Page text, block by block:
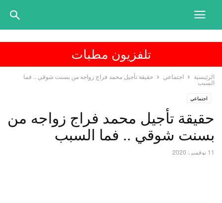
تلفزيون مطبات
الرئيسية اجتماعي
حقيقة تأجيل محمد فراج زواجه من بسنت شوقي .. فما
السبب
اجتماعي
حقيقة تأجيل محمد فراج زواجه من
بسنت شوقي .. فما السبب
11 نوفمبر، 2020